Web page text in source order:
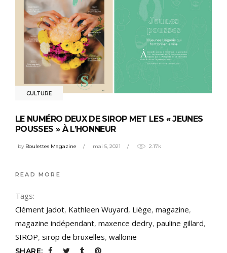
CULTURE
LE NUMÉRO DEUX DE SIROP MET LES « JEUNES
POUSSES » À L’HONNEUR
by Boulettes Magazine mai 5, 2021 2.17k
READ MORE
Tags:
Clément Jadot, Kathleen Wuyard, Liège, magazine,
magazine indépendant, maxence dedry, pauline gillard,
SIROP, sirop de bruxelles, wallonie
SHARE: